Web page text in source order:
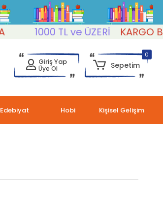
1000 TL ve ÜZERİ KARGO
Giriş Yap
Üye Ol
0
Sepetim
Edebiyat Hobi Kişisel Gelişim